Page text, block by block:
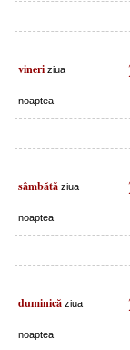
vineri ziua
noaptea
sâmbătă ziua
noaptea
duminică ziua
noaptea